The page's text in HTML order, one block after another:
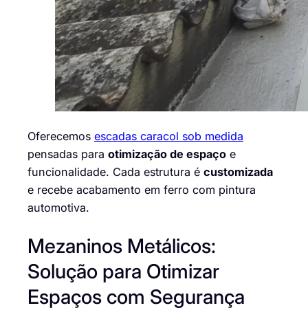
Oferecemos escadas caracol sob medida
pensadas para otimização de espaço e
funcionalidade. Cada estrutura é customizada
e recebe acabamento em ferro com pintura
automotiva.
Mezaninos Metálicos:
Solução para Otimizar
Espaços com Segurança